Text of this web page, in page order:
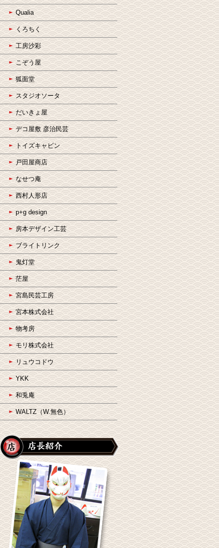
Qualia
くろちく
工房沙彩
こぞう屋
狐面堂
スタジオソータ
だいきょ屋
デコ屋敷 彦治民芸
トイズキャビン
戸田屋商店
なせつ庵
西村人形店
p+g design
房本デザイン工芸
ブライトリンク
鬼灯堂
茫屋
宮島民芸工房
宮本株式会社
物考房
モリ株式会社
リュウコドウ
YKK
和兎庵
WALTZ（W.無色）